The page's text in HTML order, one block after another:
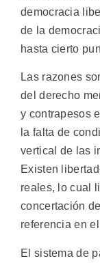
democracia
de la
hasta cierto
Las razones
del derecho
y contrapesos
la falta de
vertical de las
Existen
reales, lo cual
concertación
referencia en
El sistema de